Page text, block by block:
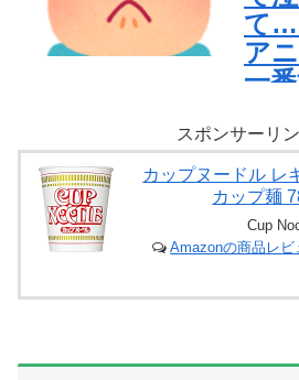
て…
ア
一
は・
外
スポンサーリ
カップヌードル レ
カップ麺
Cup
Amazonの商品レ